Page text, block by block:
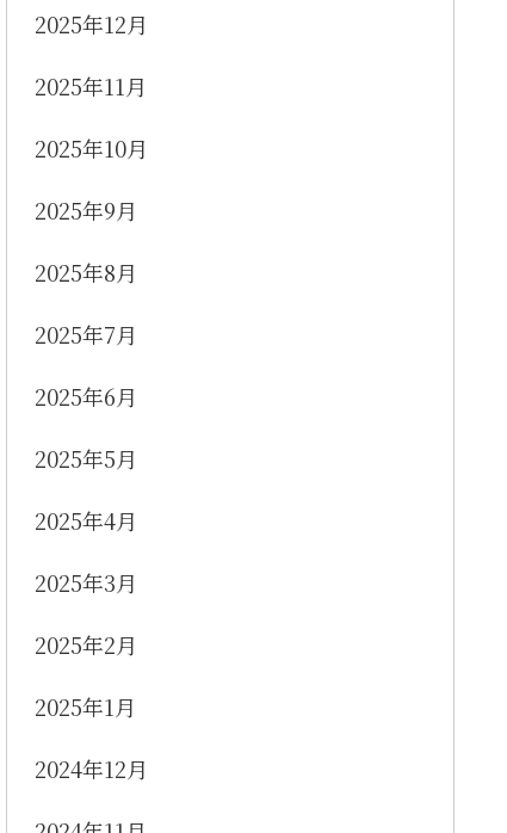
2025年12月
2025年11月
2025年10月
2025年9月
2025年8月
2025年7月
2025年6月
2025年5月
2025年4月
2025年3月
2025年2月
2025年1月
2024年12月